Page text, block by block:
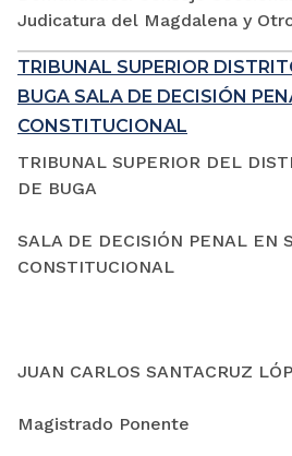
Judicatura del Magdalena y
TRIBUNAL SUPERIOR
BUGA SALA DE DECISIÓN
CONSTITUCIONAL
TRIBUNAL SUPERIOR DEL
DE BUGA
SALA DE DECISIÓN PENAL EN
CONSTITUCIONAL
JUAN CARLOS SANTACRUZ
Magistrado Ponente